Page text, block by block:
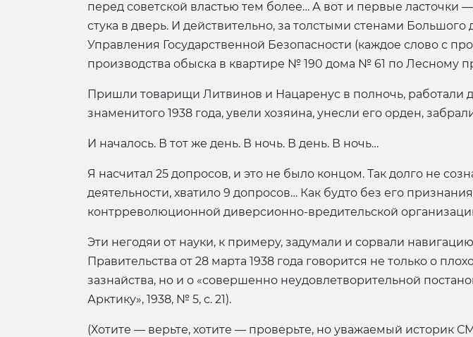
перед советской властью тем более… А вот и первые ласточки
стука в дверь. И действительно, за толстыми стенами
Управления Государственной Безопасности (каждое слово с
производства обыска в квартире № 190 дома № 61 по Лесному
Пришли товарищи Литвинов и Нацаренус в полночь, работали
знаменитого 1938 года, увели хозяина, унесли его орден,
И началось. В тот же день. В ночь. В день. В ночь…
Я насчитал 25 допросов, и это не было концом. Так долго не
деятельности, хватило 9 допросов… Как будто без его
контрреволюционной диверсионно-вредительской
Эти негодяи от науки, к примеру, задумали и сорвали
Правительства от 28 марта 1938 года говорится не только о
зазнайства, но и о «совершенно неудовлетворительной
Арктику», 1938, № 5, с. 21).
(Хотите — верьте, хотите — проверьте, но уважаемый историк